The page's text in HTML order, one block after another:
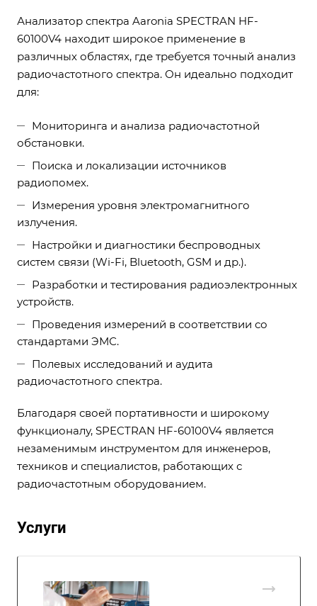
Анализатор спектра Aaronia SPECTRAN HF-
60100V4 находит широкое применение в
различных областях, где требуется точный анализ
радиочастотного спектра. Он идеально подходит
для:
Мониторинга и анализа радиочастотной
обстановки.
Поиска и локализации источников
радиопомех.
Измерения уровня электромагнитного
излучения.
Настройки и диагностики беспроводных
систем связи (Wi-Fi, Bluetooth, GSM и др.).
Разработки и тестирования радиоэлектронных
устройств.
Проведения измерений в соответствии со
стандартами ЭМС.
Полевых исследований и аудита
радиочастотного спектра.
Благодаря своей портативности и широкому
функционалу, SPECTRAN HF-60100V4 является
незаменимым инструментом для инженеров,
техников и специалистов, работающих с
радиочастотным оборудованием.
Услуги